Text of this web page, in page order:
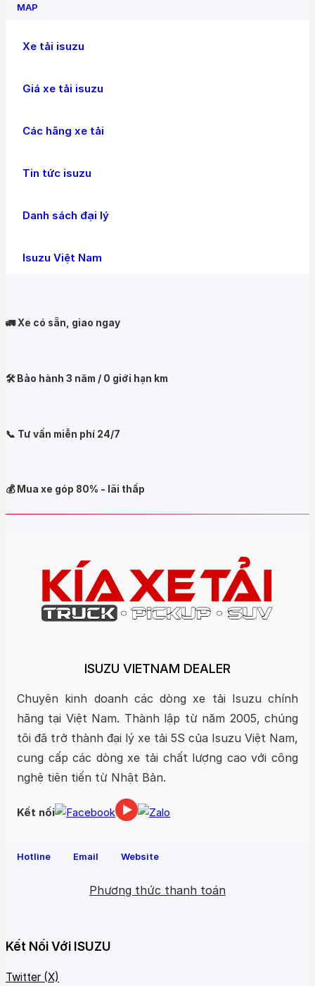
MAP
Xe tải isuzu
Giá xe tải isuzu
Các hãng xe tải
Tin tức isuzu
Danh sách đại lý
Isuzu Việt Nam
🚛 Xe có sẵn, giao ngay
🛠️ Bảo hành 3 năm / 0 giới hạn km
📞 Tư vấn miễn phí 24/7
💰 Mua xe góp 80% - lãi thấp
ISUZU VIETNAM DEALER
Chuyên kinh doanh các dòng xe tải Isuzu chính
hãng tại Việt Nam. Thành lập từ năm 2005, chúng
tôi đã trở thành đại lý xe tải 5S của Isuzu Việt Nam,
cung cấp các dòng xe tải chất lượng cao với công
nghệ tiên tiến từ Nhật Bản.
Kết nối
Hotline Email Website
Phương thức thanh toán
Kết Nối Với ISUZU
Twitter (X)